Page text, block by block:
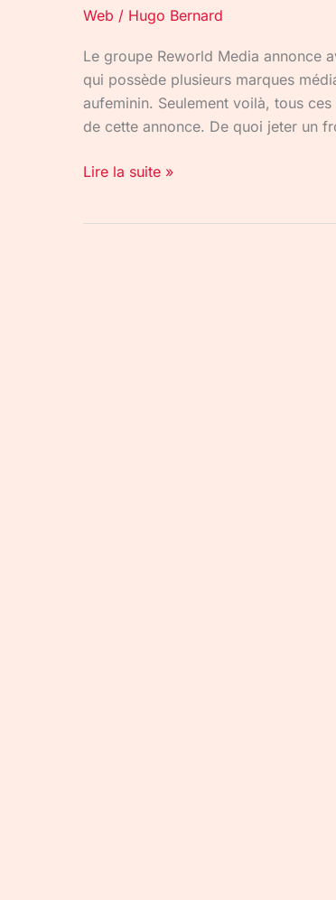
Web / Hugo Bernard
Le groupe Reworld Media annonce
qui possède plusieurs marques
aufeminin. Seulement voilà, tous
de cette annonce. De quoi jeter un
Lire la suite »